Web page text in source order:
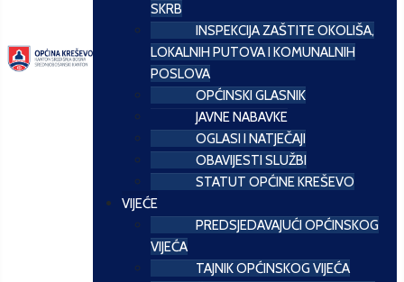
SKRB
INSPEKCIJA ZAŠTITE OKOLIŠA,
LOKALNIH PUTOVA I KOMUNALNIH
POSLOVA
OPĆINSKI GLASNIK
JAVNE NABAVKE
OGLASI I NATJEČAJI
OBAVIJESTI SLUŽBI
STATUT OPĆINE KREŠEVO
VIJEĆE
PREDSJEDAVAJUĆI OPĆINSKOG
VIJEĆA
TAJNIK OPĆINSKOG VIJEĆA